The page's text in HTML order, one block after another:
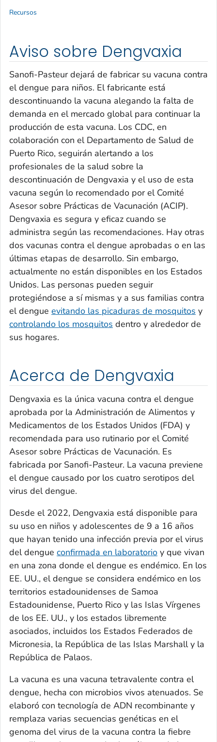
Aviso sobre Dengvaxia
Sanofi-Pasteur dejará de fabricar su vacuna contra
el dengue para niños. El fabricante está
descontinuando la vacuna alegando la falta de
demanda en el mercado global para continuar la
producción de esta vacuna. Los CDC, en
colaboración con el Departamento de Salud de
Puerto Rico, seguirán alertando a los
profesionales de la salud sobre la
descontinuación de Dengvaxia y el uso de esta
vacuna según lo recomendado por el Comité
Asesor sobre Prácticas de Vacunación (ACIP).
Dengvaxia es segura y eficaz cuando se
administra según las recomendaciones. Hay otras
dos vacunas contra el dengue aprobadas o en las
últimas etapas de desarrollo. Sin embargo,
actualmente no están disponibles en los Estados
Unidos. Las personas pueden seguir
protegiéndose a sí mismas y a sus familias contra
el dengue evitando las picaduras de mosquitos y
controlando los mosquitos dentro y alrededor de
sus hogares.
Acerca de Dengvaxia
Dengvaxia es la única vacuna contra el dengue
aprobada por la Administración de Alimentos y
Medicamentos de los Estados Unidos (FDA) y
recomendada para uso rutinario por el Comité
Asesor sobre Prácticas de Vacunación. Es
fabricada por Sanofi-Pasteur. La vacuna previene
el dengue causado por los cuatro serotipos del
virus del dengue.
Desde el 2022, Dengvaxia está disponible para
su uso en niños y adolescentes de 9 a 16 años
que hayan tenido una infección previa por el virus
del dengue confirmada en laboratorio y que vivan
en una zona donde el dengue es endémico. En los
EE. UU., el dengue se considera endémico en los
territorios estadounidenses de Samoa
Estadounidense, Puerto Rico y las Islas Vírgenes
de los EE. UU., y los estados libremente
asociados, incluidos los Estados Federados de
Micronesia, la República de las Islas Marshall y la
República de Palaos.
La vacuna es una vacuna tetravalente contra el
dengue, hecha con microbios vivos atenuados. Se
elaboró con tecnología de ADN recombinante y
remplaza varias secuencias genéticas en el
genoma del virus de la vacuna contra la fiebre
Recursos